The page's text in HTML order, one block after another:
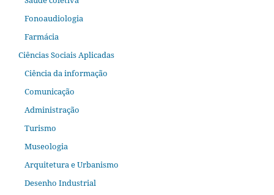
Fonoaudiologia
Farmácia
Ciências Sociais Aplicadas
Ciência da informação
Comunicação
Administração
Turismo
Museologia
Arquitetura e Urbanismo
Desenho Industrial